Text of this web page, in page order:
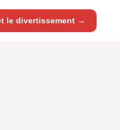
le divertissement →